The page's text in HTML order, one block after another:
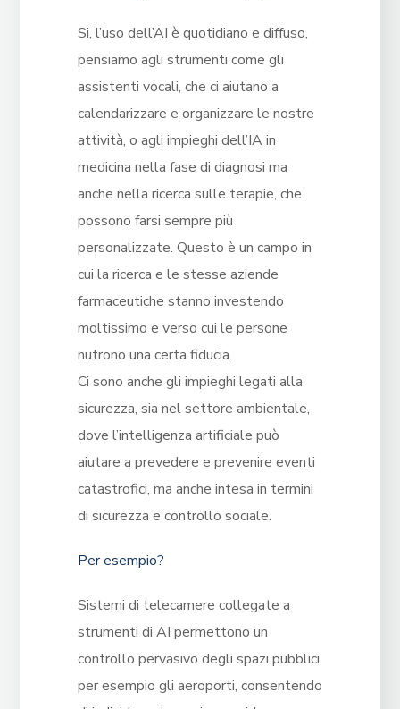
Si, l’uso dell’AI è quotidiano e diffuso,
pensiamo agli strumenti come gli
assistenti vocali, che ci aiutano a
calendarizzare e organizzare le nostre
attività, o agli impieghi dell’IA in
medicina nella fase di diagnosi ma
anche nella ricerca sulle terapie, che
possono farsi sempre più
personalizzate. Questo è un campo in
cui la ricerca e le stesse aziende
farmaceutiche stanno investendo
moltissimo e verso cui le persone
nutrono una certa fiducia.
Ci sono anche gli impieghi legati alla
sicurezza, sia nel settore ambientale,
dove l’intelligenza artificiale può
aiutare a prevedere e prevenire eventi
catastrofici, ma anche intesa in termini
di sicurezza e controllo sociale.
Per esempio?
Sistemi di telecamere collegate a
strumenti di AI permettono un
controllo pervasivo degli spazi pubblici,
per esempio gli aeroporti, consentendo